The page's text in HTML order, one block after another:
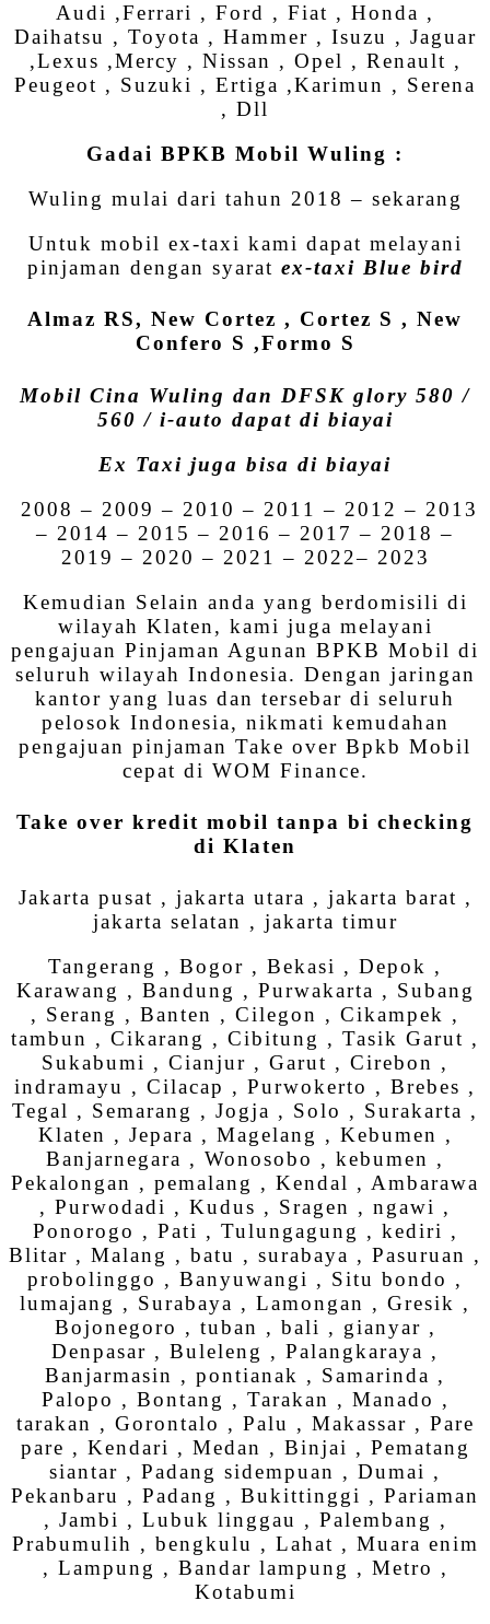
Audi ,Ferrari , Ford , Fiat , Honda ,
Daihatsu , Toyota , Hammer , Isuzu , Jaguar
,Lexus ,Mercy , Nissan , Opel , Renault ,
Peugeot , Suzuki , Ertiga ,Karimun , Serena
, Dll
Gadai BPKB Mobil Wuling :
Wuling mulai dari tahun 2018 – sekarang
Untuk mobil ex-taxi kami dapat melayani
pinjaman dengan syarat ex-taxi Blue bird
Almaz RS, New Cortez , Cortez S , New
Confero S ,Formo S
Mobil Cina Wuling dan DFSK glory 580 /
560 / i-auto dapat di biayai
Ex Taxi juga bisa di biayai
2008 – 2009 – 2010 – 2011 – 2012 – 2013
– 2014 – 2015 – 2016 – 2017 – 2018 –
2019 – 2020 – 2021 – 2022– 2023
Kemudian Selain anda yang berdomisili di
wilayah Klaten, kami juga melayani
pengajuan Pinjaman Agunan BPKB Mobil di
seluruh wilayah Indonesia. Dengan jaringan
kantor yang luas dan tersebar di seluruh
pelosok Indonesia, nikmati kemudahan
pengajuan pinjaman Take over Bpkb Mobil
cepat di WOM Finance.
Take over kredit mobil tanpa bi checking
di Klaten
Jakarta pusat , jakarta utara , jakarta barat ,
jakarta selatan , jakarta timur
Tangerang , Bogor , Bekasi , Depok ,
Karawang , Bandung , Purwakarta , Subang
, Serang , Banten , Cilegon , Cikampek ,
tambun , Cikarang , Cibitung , Tasik Garut ,
Sukabumi , Cianjur , Garut , Cirebon ,
indramayu , Cilacap , Purwokerto , Brebes ,
Tegal , Semarang , Jogja , Solo , Surakarta ,
Klaten , Jepara , Magelang , Kebumen ,
Banjarnegara , Wonosobo , kebumen ,
Pekalongan , pemalang , Kendal , Ambarawa
, Purwodadi , Kudus , Sragen , ngawi ,
Ponorogo , Pati , Tulungagung , kediri ,
Blitar , Malang , batu , surabaya , Pasuruan ,
probolinggo , Banyuwangi , Situ bondo ,
lumajang , Surabaya , Lamongan , Gresik ,
Bojonegoro , tuban , bali , gianyar ,
Denpasar , Buleleng , Palangkaraya ,
Banjarmasin , pontianak , Samarinda ,
Palopo , Bontang , Tarakan , Manado ,
tarakan , Gorontalo , Palu , Makassar , Pare
pare , Kendari , Medan , Binjai , Pematang
siantar , Padang sidempuan , Dumai ,
Pekanbaru , Padang , Bukittinggi , Pariaman
, Jambi , Lubuk linggau , Palembang ,
Prabumulih , bengkulu , Lahat , Muara enim
, Lampung , Bandar lampung , Metro ,
Kotabumi